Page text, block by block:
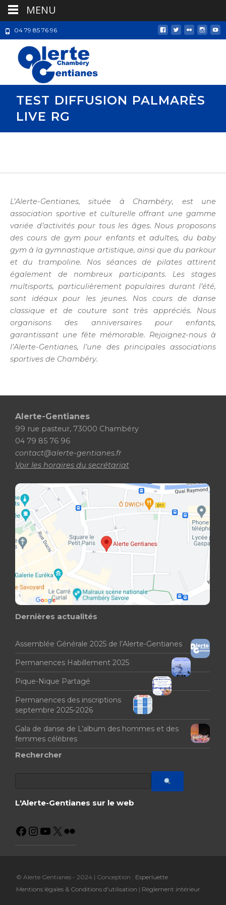
04 79 85 76 96
TEST DIFFUSION PALMARÈS
LIVE RG
L’Alerte-Gentianes, située à Chambéry, est une
association sportive et culturelle offrant une gamme
variée d’activités pour tous les âges. Nous proposons
des cours de gym pour enfants et adultes, du baby
gym à la gymnastique artistique, ainsi que du parkour
et du trampoline. Nos séances de pilates attirent
également de nombreux participants. Les stages
multisports, particulièrement populaires durant l’été,
sont idéaux pour les jeunes. Nos cours de danse
classique et de couture sont très appréciés. Nous
organisons des anniversaires pour enfants,
garantissant une fête mémorable. Rejoignez-nous à
l’Alerte-Gentianes, l’une des principales associations
sportives de Chambéry.
Alerte-Gentianes
99 rue pasteur, 73000 Chambéry
04 79 85 76 96
contact@alerte-gentianes.fr
Voir les horaires du secrétariat
Dernières actualités
Assemblée Générale 2025 de l’Alerte-Gentianes
Permanences Habillement 2025
Pique-Nique Partagé
Permanences des inscriptions
septembre 2025-2026
Gala de danse de L’album des hommes et des
femmes célèbres
Rechercher
L'Alerte-Gentianes sur le web
© Alerte Gentianes - 2024 | Conception : Esperluette
Mentions légales & Conditions d'utilisation | Règlement intérieur
MENU